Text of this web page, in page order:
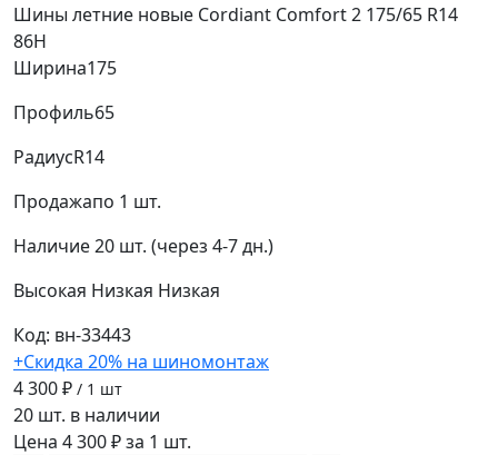
Шины летние новые Cordiant Comfort 2 175/65 R14
86H
Ширина175
Профиль65
РадиусR14
Продажапо 1 шт.
Наличие20 шт. (через 4-7 дн.)
Высокая Низкая Низкая
Код: вн-33443
+Скидка 20% на шиномонтаж
4 300 ₽ / 1 шт
20 шт. в наличии
Цена 4 300 ₽ за 1 шт.